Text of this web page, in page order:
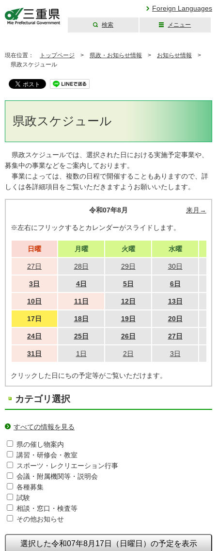
Foreign Languages
検索 メニュー
現在位置： トップページ > 県政・お知らせ情報 > お知らせ情報 >
県政スケジュール
県政スケジュール
県政スケジュールでは、選択された日における実施予定事業や、
募集中の事業などをご案内しております。
事業によっては、複数の日程で開催することもありますので、詳
しくは各詳細項目をご覧いただきますようお願いいたします。
令和07年8月 来月→
※左右にフリックするとカレンダーがスライドします。
日曜 月曜 火曜 水曜
27日 28日 29日 30日
3日 4日 5日 6日
10日 11日 12日 13日
17日 18日 19日 20日
24日 25日 26日 27日
31日 1日 2日 3日
クリックした日にちの予定等がご覧いただけます。
カテゴリ選択
すべての情報を見る
県の催し物案内
講習・研修会・教室
スポーツ・レクリエーション行事
会議・附属機関等・説明会
各種募集
試験
相談・窓口・検査等
その他お知らせ
選択した令和07年8月17日（日曜日）の予定を表示